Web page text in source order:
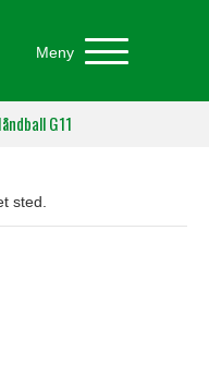
Meny
G11
sted.